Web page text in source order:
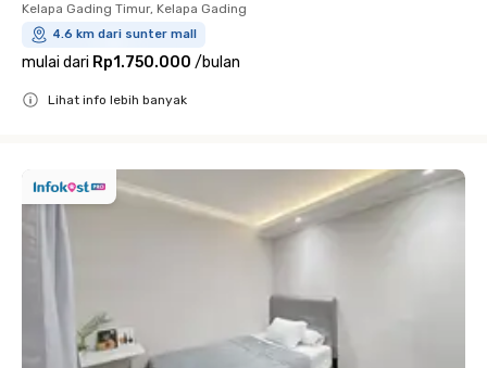
Kelapa Gading Timur, Kelapa Gading
4.6 km dari sunter mall
mulai dari Rp1.750.000 /bulan
Lihat info lebih banyak